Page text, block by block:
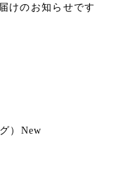
けのお知らせです
）New